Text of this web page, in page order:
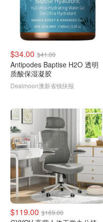
$34.00 $41.00
Antipodes Baptise H2O 透明
质酸保湿凝胶
Dealmoon澳新省钱快报
$119.00 $169.00